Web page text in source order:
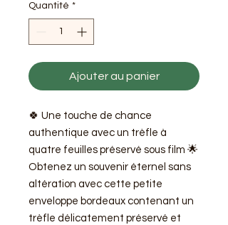
Quantité *
Ajouter au panier
🍀 Une touche de chance
authentique avec un trèfle à
quatre feuilles préservé sous film 🌟
Obtenez un souvenir éternel sans
altération avec cette petite
enveloppe bordeaux contenant un
trèfle délicatement préservé et